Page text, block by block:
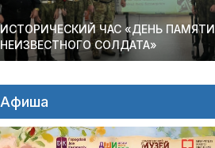
ИСТОРИЧЕСКИЙ ЧАС «ДЕНЬ ПАМЯТИ
НЕИЗВЕСТНОГО СОЛДАТА»
Афиша